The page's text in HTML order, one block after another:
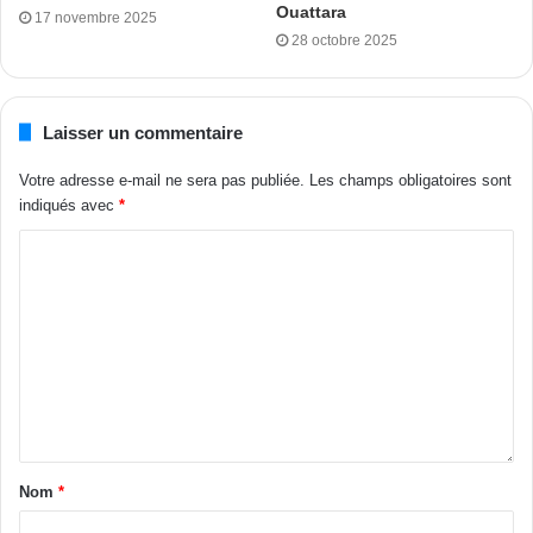
17 novembre 2025
Ouattara
28 octobre 2025
Laisser un commentaire
Votre adresse e-mail ne sera pas publiée. Les champs obligatoires sont
indiqués avec *
Nom *